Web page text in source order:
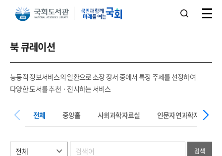
본문 바로가기주메뉴 바로가기
북 큐레이션
능동적 정보서비스의 일환으로 소장 장서 중에서 특정 주제를 선정하여
다양한 도서를 추천ㆍ전시하는 서비스
전체 중앙홀 사회과학자료실 인문자연과학자료실
검색